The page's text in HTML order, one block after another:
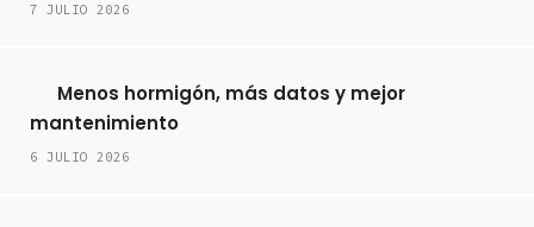
7 JULIO 2026
Menos hormigón, más datos y mejor
mantenimiento
6 JULIO 2026